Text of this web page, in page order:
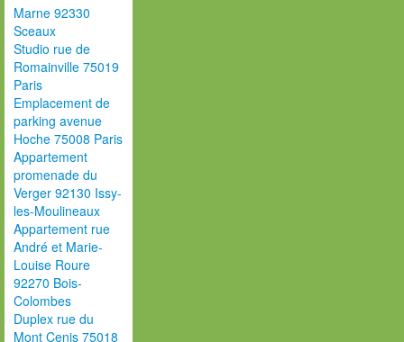
Marne 92330
Sceaux
Studio rue de
Romainville 75019
Paris
Emplacement de
parking avenue
Hoche 75008 Paris
Appartement
promenade du
Verger 92130 Issy-
les-Moulineaux
Appartement rue
André et Marie-
Louise Roure
92270 Bois-
Colombes
Duplex rue du
Mont Cenis 75018